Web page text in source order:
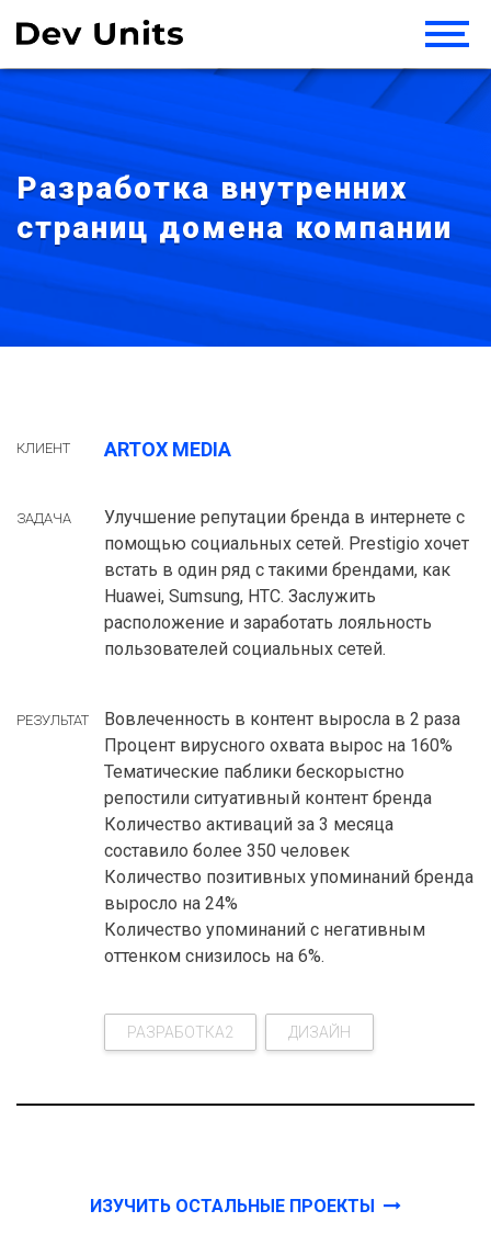
Разработка внутренних
страниц домена компании
КЛИЕНТ ARTOX MEDIA
ЗАДАЧА
Улучшение репутации бренда в интернете с
помощью социальных сетей. Prestigio хочет
встать в один ряд с такими брендами, как
Huawei, Sumsung, HTC. Заслужить
расположение и заработать лояльность
пользователей социальных сетей.
РЕЗУЛЬТАТ
Вовлеченность в контент выросла в 2 раза
Процент вирусного охвата вырос на 160%
Тематические паблики бескорыстно
репостили ситуативный контент бренда
Количество активаций за 3 месяца
составило более 350 человек
Количество позитивных упоминаний бренда
выросло на 24%
Количество упоминаний с негативным
оттенком снизилось на 6%.
РАЗРАБОТКА2 ДИЗАЙН
ИЗУЧИТЬ ОСТАЛЬНЫЕ ПРОЕКТЫ